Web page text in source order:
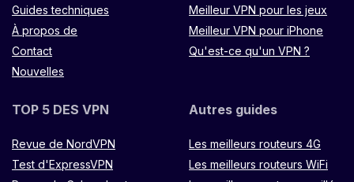
Guides techniques
À propos de
Contact
Nouvelles
Meilleur VPN pour les jeux
Meilleur VPN pour iPhone
Qu'est-ce qu'un VPN ?
TOP 5 DES VPN
Revue de NordVPN
Test d'ExpressVPN
Autres guides
Les meilleurs routeurs 4G
Les meilleurs routeurs WiFi